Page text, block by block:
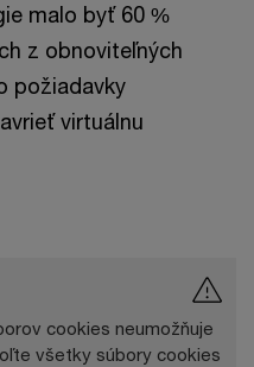
malo byť 60 %
z obnoviteľných
požiadavky
virtuálnu
cookies neumožňuje
všetky súbory cookies